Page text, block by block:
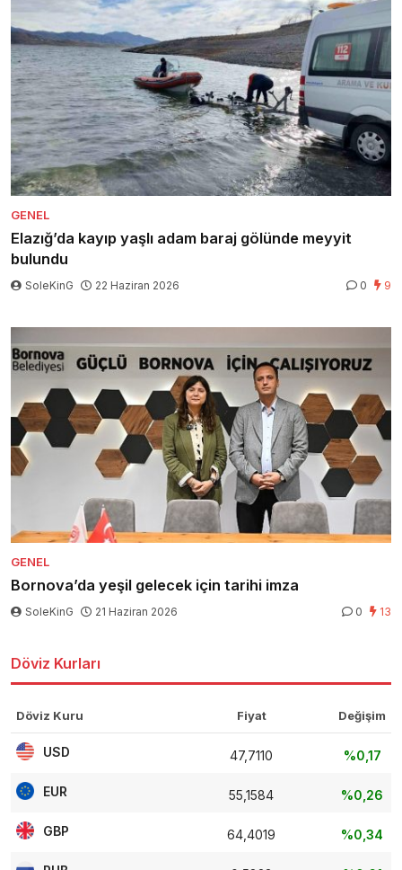
GENEL
Elazığ’da kayıp yaşlı adam baraj gölünde meyyit
bulundu
SoleKinG 22 Haziran 2026 0 9
GENEL
Bornova’da yeşil gelecek için tarihi imza
SoleKinG 21 Haziran 2026 0 13
Döviz Kurları
Döviz Kuru Fiyat Değişim
USD 47,7110 %0,17
EUR 55,1584 %0,26
GBP 64,4019 %0,34